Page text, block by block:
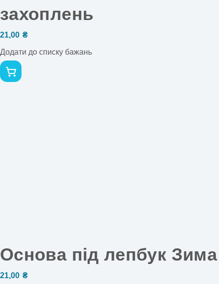
захоплень
21,00 ₴
Додати до списку бажань
Основа під лепбук Зима
21,00 ₴